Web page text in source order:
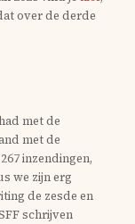
over de derde
met de
met de
inzendingen,
we zijn erg
de zesde en
schrijven